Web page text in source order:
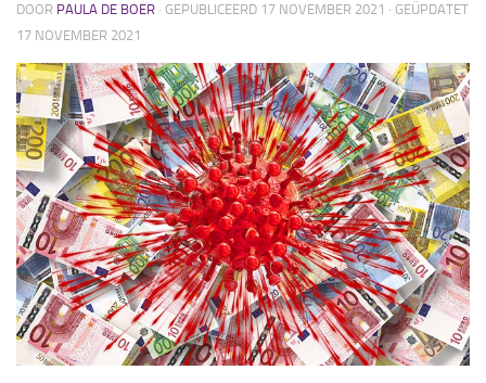
DOOR PAULA DE BOER · GEPUBLICEERD 17 NOVEMBER 2021 · GEÜPDATET
17 NOVEMBER 2021